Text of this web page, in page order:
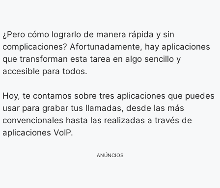
¿Pero cómo lograrlo de manera rápida y sin
complicaciones? Afortunadamente, hay aplicaciones
que transforman esta tarea en algo sencillo y
accesible para todos.
Hoy, te contamos sobre tres aplicaciones que puedes
usar para grabar tus llamadas, desde las más
convencionales hasta las realizadas a través de
aplicaciones VoIP.
ANÚNCIOS